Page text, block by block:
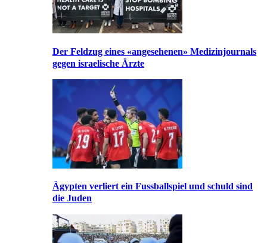
Der Feldzug eines «angesehenen» Medizinjournals
gegen israelische Ärzte
Ägypten verliert ein Fussballspiel und schuld sind
die Juden